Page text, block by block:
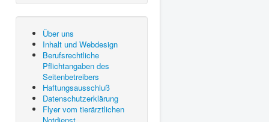
Über uns
Inhalt und Webdesign
Berufsrechtliche
Pflichtangaben des
Seitenbetreibers
Haftungsausschluß
Datenschutzerklärung
Flyer vom tierärztlichen